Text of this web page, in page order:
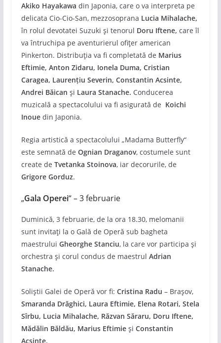
Akiko Hayakawa din Japonia, care o va interpreta pe
delicata Cio-Cio-San, mezzosoprana Lucia Mihalache,
în rolul devotatei Suzuki și tenorul Doru Iftene, care îl
va întruchipa pe aventurierul ofițer american
Pinkerton. Distribuția va fi completată de Marius
Eftimie, Anton Zidaru, Ionela Duma, Cristian
Caragea, Laurențiu Severin, Constantin Acsinte,
Andrei Băican și Laura Stanache. Conducerea
muzicală a spectacolului va fi asigurată de Koichi
Inoue din Japonia.
Regia artistică a spectacolului „Madama Butterfly“
este semnată de Ognian Draganov, costumele sunt
create de Tvetanka Stoinova, iar decorurile, de
Grigore Gorduz.
„Gala Operei“ – 3 februarie
Duminică, 3 februarie, de la ora 18.30, melomanii
sunt invitați la o Gală de Operă sub bagheta
maestrului Gheorghe Stanciu, la care vor participa și
orchestra și corul condus de maestrul Adrian
Stanache.
Soliștii Galei de Operă vor fi: Cristina Radu – Brașov,
Smaranda Drăghici, Laura Eftimie, Elena Rotari, Stela
Sîrbu, Lucia Mihalache, Răzvan Săraru, Doru Iftene,
Mădălin Băldău, Marius Eftimieși Constantin
Acsinte.